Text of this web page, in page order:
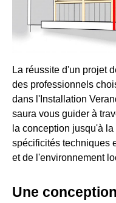
La réussite d'un projet
des professionnels
dans l'Installation
saura vous guider à
la conception jusqu'à
spécificités techniques
et de l'environnement
Une